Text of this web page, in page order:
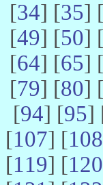
[34] [35] [
[49] [50] [
[64] [65] [
[79] [80] [
[94] [95]
[107] [108
[119] [120